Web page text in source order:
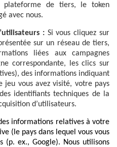
de tiers, le token
avec nous.
:Si vous cliquez sur
sur un réseau de tiers,
liées aux campagnes
correspondante, les clics sur
des informations indiquant
vous avez visité, votre pays
identifiants techniques de la
d’utilisateurs.
informations relatives à votre
(le pays dans lequel vous vous
ex., Google). Nous utilisons